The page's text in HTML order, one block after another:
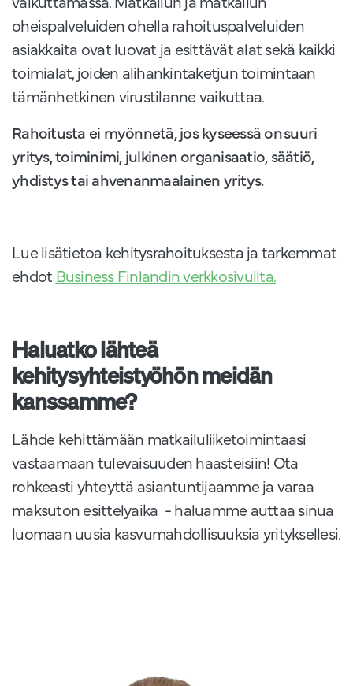
oheispalveluiden ohella rahoituspalveluiden
asiakkaita ovat luovat ja esittävät alat sekä kaikki
toimialat, joiden alihankintaketjun toimintaan
tämänhetkinen virustilanne vaikuttaa.
Rahoitusta ei myönnetä, jos kyseessä on suuri
yritys, toiminimi, julkinen organisaatio, säätiö,
yhdistys tai ahvenanmaalainen yritys.
Lue lisätietoa kehitysrahoituksesta ja tarkemmat
ehdot Business Finlandin verkkosivuilta.
Haluatko lähteä
kehitysyhteistyöhön meidän
kanssamme?
Lähde kehittämään matkailuliiketoimintaasi
vastaamaan tulevaisuuden haasteisiin! Ota
rohkeasti yhteyttä asiantuntijaamme ja varaa
maksuton esittelyaika - haluamme auttaa sinua
luomaan uusia kasvumahdollisuuksia yrityksellesi.